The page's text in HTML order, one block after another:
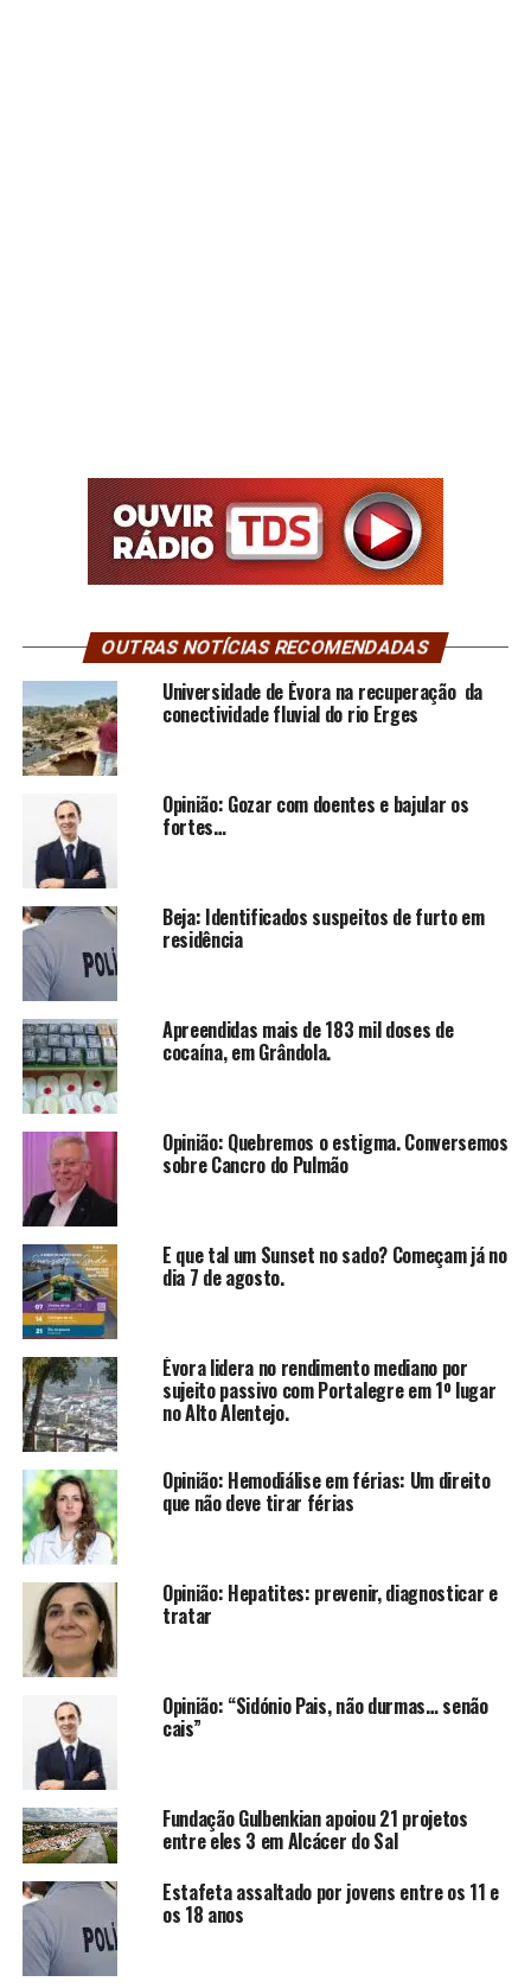
OUTRAS NOTÍCIAS RECOMENDADAS
Universidade de Évora na recuperação da
conectividade fluvial do rio Erges
Opinião: Gozar com doentes e bajular os
fortes…
Beja: Identificados suspeitos de furto em
residência
Apreendidas mais de 183 mil doses de
cocaína, em Grândola.
Opinião: Quebremos o estigma. Conversemos
sobre Cancro do Pulmão
E que tal um Sunset no sado? Começam já no
dia 7 de agosto.
Évora lidera no rendimento mediano por
sujeito passivo com Portalegre em 1º lugar
no Alto Alentejo.
Opinião: Hemodiálise em férias: Um direito
que não deve tirar férias
Opinião: Hepatites: prevenir, diagnosticar e
tratar
Opinião: “Sidónio Pais, não durmas… senão
cais”
Fundação Gulbenkian apoiou 21 projetos
entre eles 3 em Alcácer do Sal
Estafeta assaltado por jovens entre os 11 e
os 18 anos